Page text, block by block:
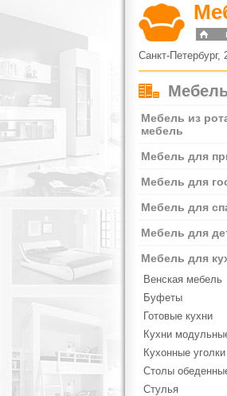
Санкт-Петербург,
Мебель из
мебель
Мебель для
Мебель для
Мебель для
Мебель для
Мебель для
Венская мебель
Буфеты
Готовые кухни
Кухни
Кухонные уголки
Столы
Стулья